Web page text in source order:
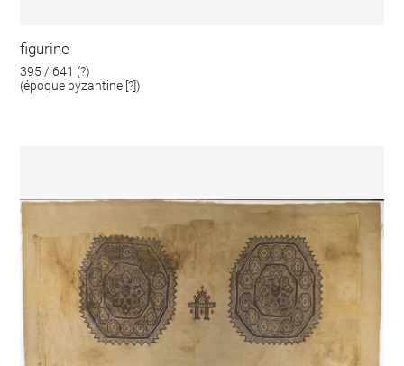
figurine
395 / 641 (?)
(époque byzantine [?])